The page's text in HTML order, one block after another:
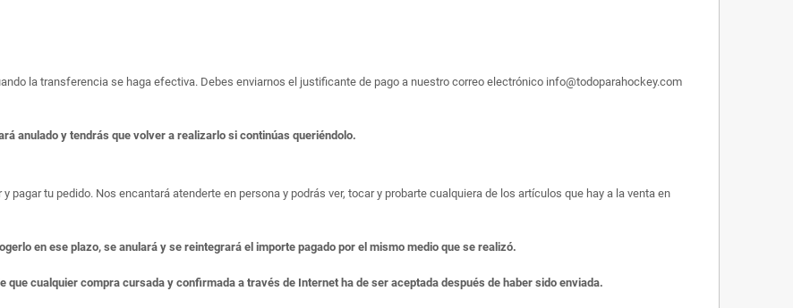
la transferencia se haga efectiva. Debes enviarnos el justificante de pago a nuestro correo electrónico info@todoparahockey.com
anulado y tendrás que volver a realizarlo si continúas queriéndolo.
pagar tu pedido. Nos encantará atenderte en persona y podrás ver, tocar y probarte cualquiera de los artículos que hay a la venta en
en ese plazo, se anulará y se reintegrará el importe pagado por el mismo medio que se realizó.
cualquier compra cursada y confirmada a través de Internet ha de ser aceptada después de haber sido enviada.